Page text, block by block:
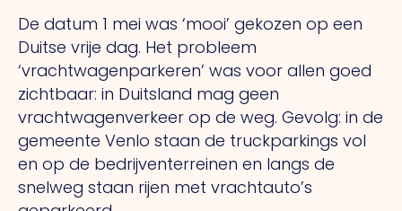
De datum 1 mei was ‘mooi’ gekozen op een
Duitse vrije dag. Het probleem
‘vrachtwagenparkeren’ was voor allen goed
zichtbaar: in Duitsland mag geen
vrachtwagenverkeer op de weg. Gevolg: in de
gemeente Venlo staan de truckparkings vol
en op de bedrijventerreinen en langs de
snelweg staan rijen met vrachtauto’s